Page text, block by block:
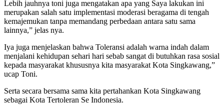
Lebih jauhnya toni juga mengatakan apa yang Saya lakukan ini
merupakan salah satu implementasi moderasi beragama di tengah
kemajemukan tanpa memandang perbedaan antara satu sama
lainnya,” jelas nya.
Iya juga menjelaskan bahwa Toleransi adalah warna indah dalam
menjalani kehidupan sehari hari sebab sangat di butuhkan rasa sosial
kepada masyarakat khususnya kita masyarakat Kota Singkawang,”
ucap Toni.
Serta secara bersama sama kita pertahankan Kota Singkawang
sebagai Kota Tertoleran Se Indonesia.